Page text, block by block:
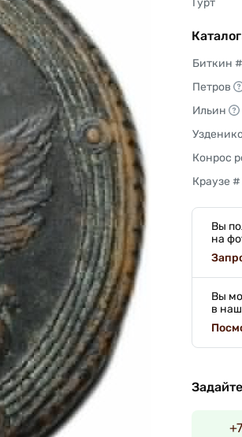
Биткин #
Петров
Ильин
Конрос
Краузе #
Вы
на
Вы
в